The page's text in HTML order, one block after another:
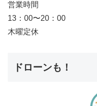
営業時間
13：00〜20：00
木曜定休
ドローンも！